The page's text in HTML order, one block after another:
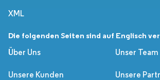
XML
Die folgenden Seiten sind auf Englisch
Über Uns
Unser Team
Unsere Kunden Unsere